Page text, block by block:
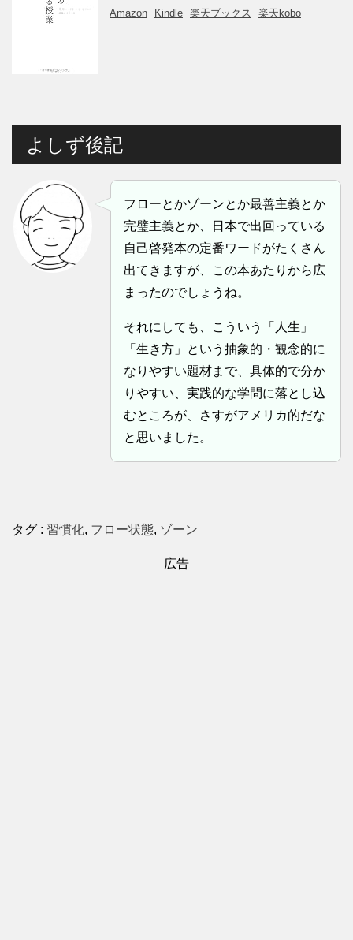
Amazon
Kindle 楽天ブックス 楽天kobo
よしず後記
フローとかゾーンとか最善主義とか
完璧主義とか、日本で出回っている
自己啓発本の定番ワードがたくさん
出てきますが、この本あたりから広
まったのでしょうね。
それにしても、こういう「人生」
「生き方」という抽象的・観念的に
なりやすい題材まで、具体的で分か
りやすい、実践的な学問に落とし込
むところが、さすがアメリカ的だな
と思いました。
タグ : 習慣化, フロー状態, ゾーン
広告